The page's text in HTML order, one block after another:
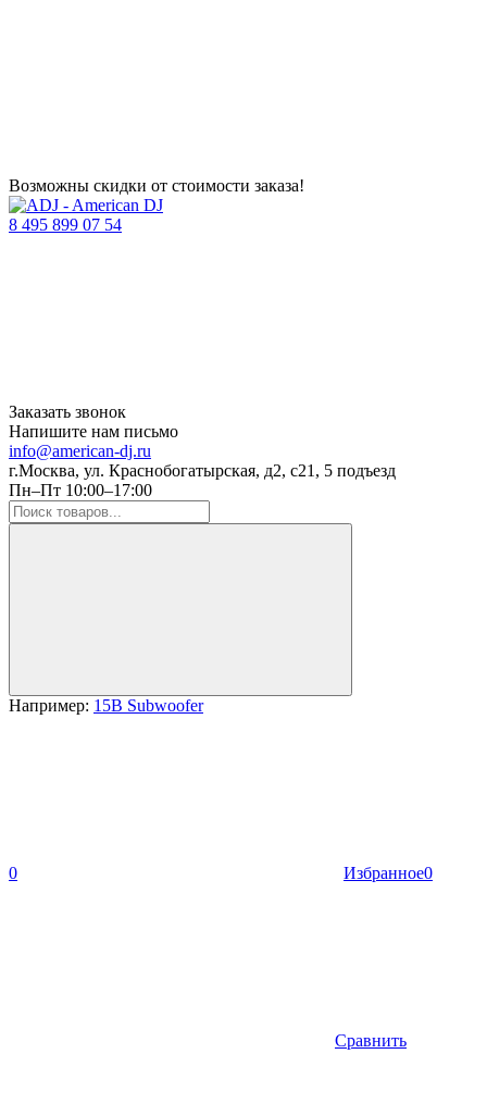
Возможны скидки от стоимости заказа!
8 495 899 07 54
Заказать звонок
Напишите нам письмо
info@american-dj.ru
г.Москва, ул. Краснобогатырская, д2, с21, 5 подъезд
Пн–Пт 10:00–17:00
Например: 15B Subwoofer
0 Избранное0
Сравнить